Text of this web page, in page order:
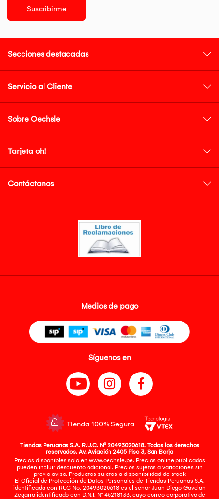
Suscribirme
Secciones destacadas
Servicio al Cliente
Sobre Oechsle
Tarjeta oh!
Contáctanos
Medios de pago
Síguenos en
Tienda 100% Segura
Tiendas Peruanas S.A. R.U.C. Nº 20493020618. Todos los derechos
reservados. Av. Aviación 2405 Piso 3, San Borja
Precios disponibles solo en www.oechsle.pe. Precios online publicados
pueden incluir descuento adicional. Precios sujetos a variaciones sin
previo aviso. Productos sujetos a disponibilidad de stock
El Oficial de Protección de Datos Personales de Tiendas Peruanas S.A.
identificada con RUC No. 20493020618 es el señor Juan Diego Gavelan
Zegarra identificado con D.N.I. N° 45218133, cuyo correo corporativo de